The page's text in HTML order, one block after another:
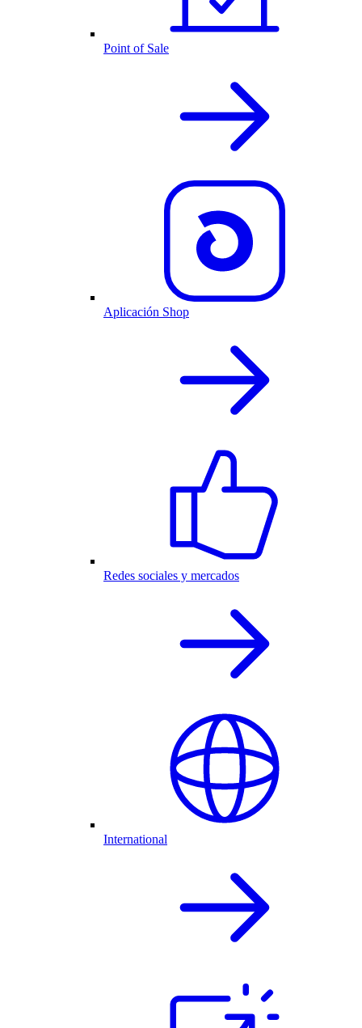
Point of Sale
Aplicación Shop
Redes sociales y mercados
International